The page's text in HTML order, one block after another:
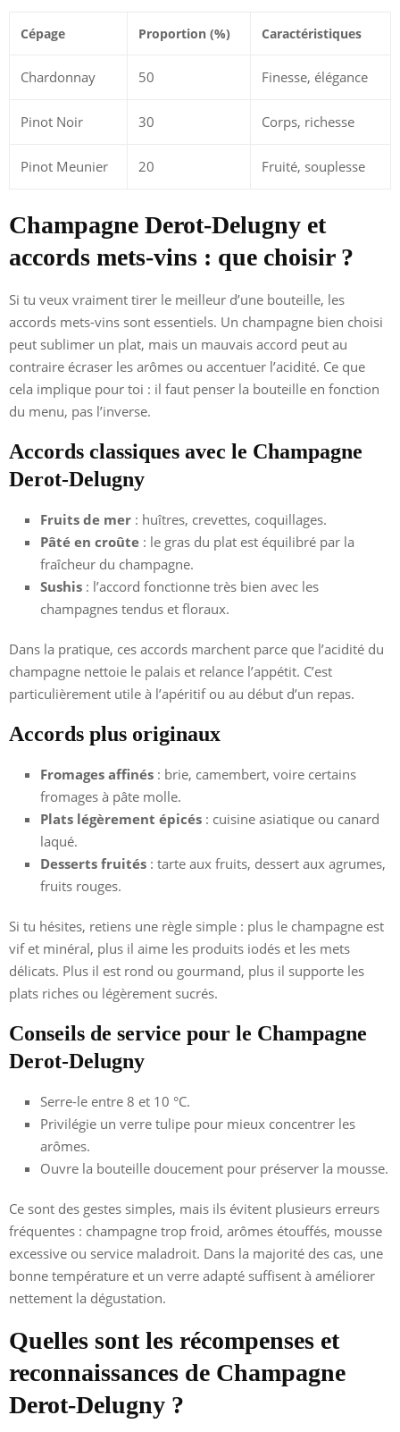
Cépage Proportion (%) Caractéristiques
Chardonnay 50 Finesse, élégance
Pinot Noir 30 Corps, richesse
Pinot Meunier 20 Fruité, souplesse
Champagne Derot-Delugny et
accords mets-vins : que choisir ?
Si tu veux vraiment tirer le meilleur d’une bouteille, les
accords mets-vins sont essentiels. Un champagne bien choisi
peut sublimer un plat, mais un mauvais accord peut au
contraire écraser les arômes ou accentuer l’acidité. Ce que
cela implique pour toi : il faut penser la bouteille en fonction
du menu, pas l’inverse.
Accords classiques avec le Champagne
Derot-Delugny
Fruits de mer : huîtres, crevettes, coquillages.
Pâté en croûte : le gras du plat est équilibré par la
fraîcheur du champagne.
Sushis : l’accord fonctionne très bien avec les
champagnes tendus et floraux.
Dans la pratique, ces accords marchent parce que l’acidité du
champagne nettoie le palais et relance l’appétit. C’est
particulièrement utile à l’apéritif ou au début d’un repas.
Accords plus originaux
Fromages affinés : brie, camembert, voire certains
fromages à pâte molle.
Plats légèrement épicés : cuisine asiatique ou canard
laqué.
Desserts fruités : tarte aux fruits, dessert aux agrumes,
fruits rouges.
Si tu hésites, retiens une règle simple : plus le champagne est
vif et minéral, plus il aime les produits iodés et les mets
délicats. Plus il est rond ou gourmand, plus il supporte les
plats riches ou légèrement sucrés.
Conseils de service pour le Champagne
Derot-Delugny
Serre-le entre 8 et 10 °C.
Privilégie un verre tulipe pour mieux concentrer les
arômes.
Ouvre la bouteille doucement pour préserver la mousse.
Ce sont des gestes simples, mais ils évitent plusieurs erreurs
fréquentes : champagne trop froid, arômes étouffés, mousse
excessive ou service maladroit. Dans la majorité des cas, une
bonne température et un verre adapté suffisent à améliorer
nettement la dégustation.
Quelles sont les récompenses et
reconnaissances de Champagne
Derot-Delugny ?